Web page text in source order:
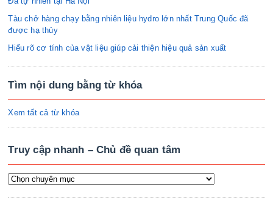
Tàu chở hàng chạy bằng nhiên liệu hydro lớn nhất Trung Quốc đã
được hạ thủy
Hiểu rõ cơ tính của vật liệu giúp cải thiện hiệu quả sản xuất
Tìm nội dung bằng từ khóa
Xem tất cả từ khóa
Truy cập nhanh – Chủ đề quan tâm